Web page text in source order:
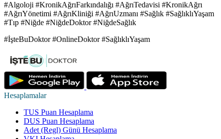
#Algoloji #KronikAğrıFarkındalığı #AğrıTedavisi #KronikAğrı
#AğrıYönetimi #AğrıKliniği #AğrıUzmanı #Sağlık #SağlıklıYaşam
#Tıp #Niğde #NiğdeDoktor #NiğdeSağlık
#İşteBuDoktor #OnlineDoktor #SağlıklıYaşam
Hesaplamalar
TUS Puan Hesaplama
DUS Puan Hesaplama
Adet (Regl) Günü Hesaplama